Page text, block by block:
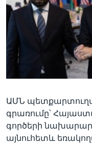
Լեզուներ
ԱՄՆ
գրառումը՝
գործերի
այնուհետև